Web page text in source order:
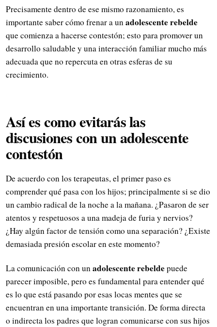
Precisamente dentro de ese mismo razonamiento, es
importante saber cómo frenar a unadolescente rebelde
que comienza a hacerse contestón; esto para promover un
desarrollo saludable y una interacción familiar mucho más
adecuada que no repercuta en otras esferas de su
crecimiento.
Así es como evitarás las
discusiones con un adolescente
contestón
De acuerdo con los terapeutas, el primer paso es
comprender qué pasa con los hijos; principalmente si se dio
un cambio radical de la noche a la mañana. ¿Pasaron de ser
atentos y respetuosos a una madeja de furia y nervios?
¿Hay algún factor de tensión como una separación? ¿Existe
demasiada presión escolar en este momento?
La comunicación con unadolescente rebeldepuede
parecer imposible, pero es fundamental para entender qué
es lo que está pasando por esas locas mentes que se
encuentran en una importante transición. De forma directa
o indirecta los padres que logran comunicarse con sus hijos